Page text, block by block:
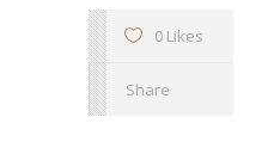
0 Likes
Share